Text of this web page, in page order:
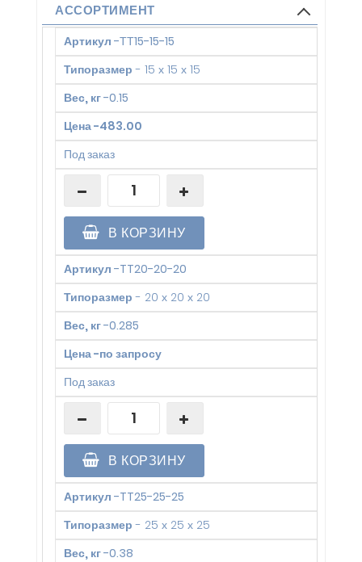
АССОРТИМЕНТ
Артикул -ТТ15-15-15
Типоразмер - 15 х 15 х 15
Вес, кг-0.15
Цена-483.00
Под заказ
В КОРЗИНУ
Артикул -TT20-20-20
Типоразмер - 20 х 20 х 20
Вес, кг-0.285
Цена-по запросу
Под заказ
В КОРЗИНУ
Артикул -TT25-25-25
Типоразмер - 25 х 25 х 25
Вес, кг-0.38